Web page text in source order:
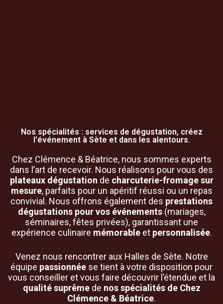
Nos spécialités : services de dégustation, créez
l'événement à Sète et dans les alentours.
Chez Clémence & Béatrice, nous sommes experts
dans l’art de recevoir. Nous réalisons pour vous des
plateaux dégustation de charcuterie-fromage sur
mesure, parfaits pour un apéritif réussi ou un repas
convivial. Nous offrons également des prestations
dégustations pour vos événements(mariages,
séminaires, fêtes privées), garantissant une
expérience culinaire mémorableet personnalisée.
Venez nous rencontrer aux Halles de Sète. Notre
équipe passionnée se tient à votre disposition pour
vous conseiller et vous faire découvrir l’étendue et la
qualité suprêmede nos spécialités de Chez
Clémence & Béatrice.